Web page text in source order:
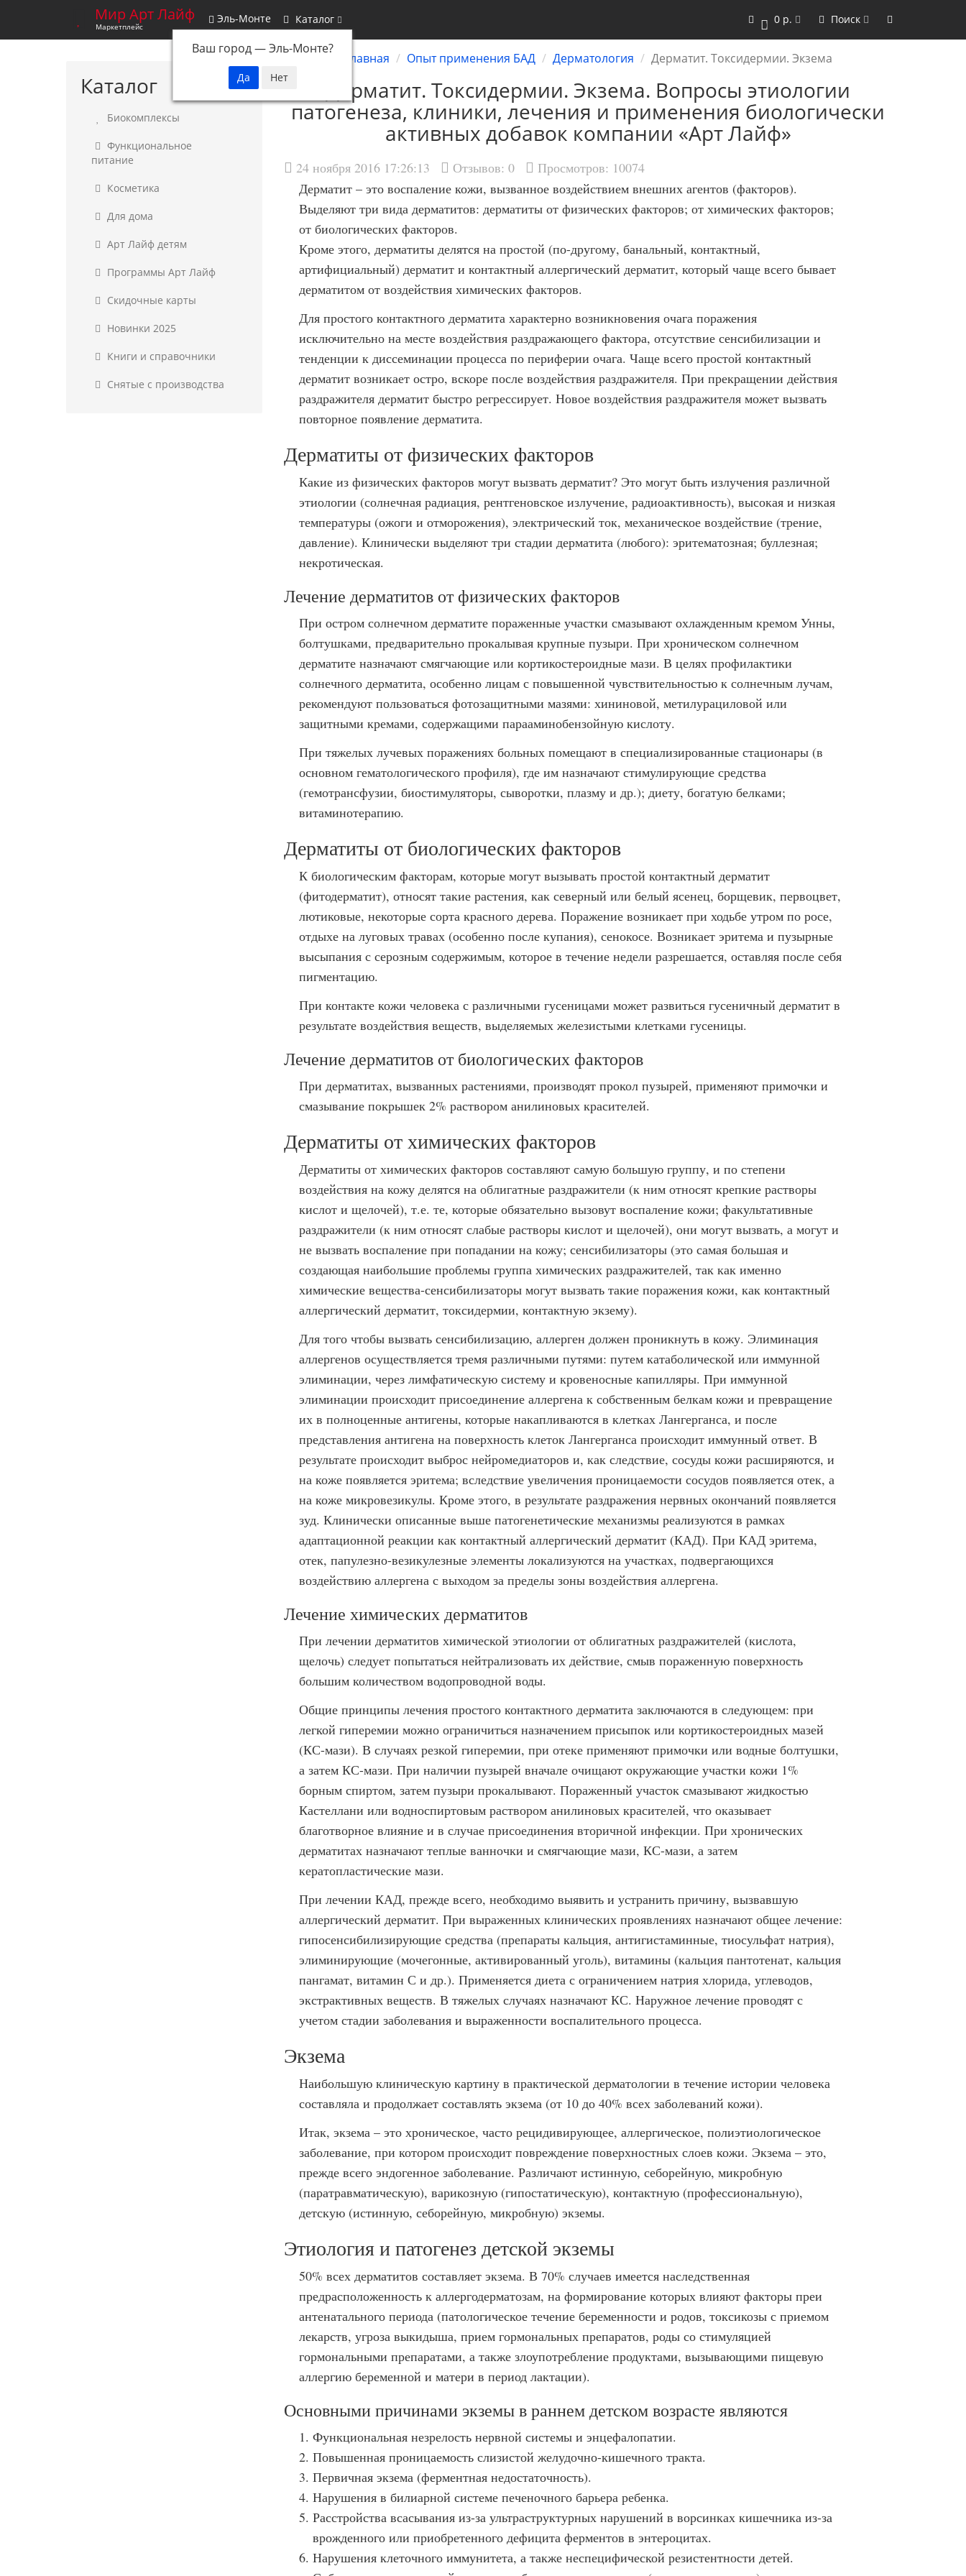
Мир Арт Лайф
Маркетплейс
Эль-Монте
Ваш город —Эль-Монте?
Каталог 0 0 р. Поиск
Каталог
Биокомплексы
Функциональное
питание
Косметика
Для дома
Арт Лайф детям
Программы Арт Лайф
Скидочные карты
Новинки 2025
Книги и справочники
Снятые с производства
Главная Опыт применения БАД Дерматология Дерматит. Токсидермии. Экзема
Дерматит. Токсидермии. Экзема. Вопросы этиологии
патогенеза, клиники, лечения и применения биологически
активных добавок компании «Арт Лайф»
24 ноября 2016 17:26:13 Отзывов: 0
Просмотров: 10074
Дерматит – это воспаление кожи, вызванное воздействием внешних агентов (факторов).
Выделяют три вида дерматитов: дерматиты от физических факторов; от химических факторов;
от биологических факторов.
Кроме этого, дерматиты делятся на простой (по-другому, банальный, контактный,
артифициальный) дерматит и контактный аллергический дерматит, который чаще всего бывает
дерматитом от воздействия химических факторов.
Для простого контактного дерматита характерно возникновения очага поражения
исключительно на месте воздействия раздражающего фактора, отсутствие сенсибилизации и
тенденции к диссеминации процесса по периферии очага. Чаще всего простой контактный
дерматит возникает остро, вскоре после воздействия раздражителя. При прекращении действия
раздражителя дерматит быстро регрессирует. Новое воздействия раздражителя может вызвать
повторное появление дерматита.
Дерматиты от физических факторов
Какие из физических факторов могут вызвать дерматит? Это могут быть излучения различной
этиологии (солнечная радиация, рентгеновское излучение, радиоактивность), высокая и низкая
температуры (ожоги и отморожения), электрический ток, механическое воздействие (трение,
давление). Клинически выделяют три стадии дерматита (любого): эритематозная; буллезная;
некротическая.
Лечение дерматитов от физических факторов
При остром солнечном дерматите пораженные участки смазывают охлажденным кремом Унны,
болтушками, предварительно прокалывая крупные пузыри. При хроническом солнечном
дерматите назначают смягчающие или кортикостероидные мази. В целях профилактики
солнечного дерматита, особенно лицам с повышенной чувствительностью к солнечным лучам,
рекомендуют пользоваться фотозащитными мазями: хининовой, метилурациловой или
защитными кремами, содержащими парааминобензойную кислоту.
При тяжелых лучевых поражениях больных помещают в специализированные стационары (в
основном гематологического профиля), где им назначают стимулирующие средства
(гемотрансфузии, биостимуляторы, сыворотки, плазму и др.); диету, богатую белками;
витаминотерапию.
Дерматиты от биологических факторов
К биологическим факторам, которые могут вызывать простой контактный дерматит
(фитодерматит), относят такие растения, как северный или белый ясенец, борщевик, первоцвет,
лютиковые, некоторые сорта красного дерева. Поражение возникает при ходьбе утром по росе,
отдыхе на луговых травах (особенно после купания), сенокосе. Возникает эритема и пузырные
высыпания с серозным содержимым, которое в течение недели разрешается, оставляя после себя
пигментацию.
При контакте кожи человека с различными гусеницами может развиться гусеничный дерматит в
результате воздействия веществ, выделяемых железистыми клетками гусеницы.
Лечение дерматитов от биологических факторов
При дерматитах, вызванных растениями, производят прокол пузырей, применяют примочки и
смазывание покрышек 2% раствором анилиновых красителей.
Дерматиты от химических факторов
Дерматиты от химических факторов составляют самую большую группу, и по степени
воздействия на кожу делятся на облигатные раздражители (к ним относят крепкие растворы
кислот и щелочей), т.е. те, которые обязательно вызовут воспаление кожи; факультативные
раздражители (к ним относят слабые растворы кислот и щелочей), они могут вызвать, а могут и
не вызвать воспаление при попадании на кожу; сенсибилизаторы (это самая большая и
создающая наибольшие проблемы группа химических раздражителей, так как именно
химические вещества-сенсибилизаторы могут вызвать такие поражения кожи, как контактный
аллергический дерматит, токсидермии, контактную экзему).
Для того чтобы вызвать сенсибилизацию, аллерген должен проникнуть в кожу. Элиминация
аллергенов осуществляется тремя различными путями: путем катаболической или иммунной
элиминации, через лимфатическую систему и кровеносные капилляры. При иммунной
элиминации происходит присоединение аллергена к собственным белкам кожи и превращение
их в полноценные антигены, которые накапливаются в клетках Лангерганса, и после
представления антигена на поверхность клеток Лангерганса происходит иммунный ответ. В
результате происходит выброс нейромедиаторов и, как следствие, сосуды кожи расширяются, и
на коже появляется эритема; вследствие увеличения проницаемости сосудов появляется отек, а
на коже микровезикулы. Кроме этого, в результате раздражения нервных окончаний появляется
зуд. Клинически описанные выше патогенетические механизмы реализуются в рамках
адаптационной реакции как контактный аллергический дерматит (КАД). При КАД эритема,
отек, папулезно-везикулезные элементы локализуются на участках, подвергающихся
воздействию аллергена с выходом за пределы зоны воздействия аллергена.
Лечение химических дерматитов
При лечении дерматитов химической этиологии от облигатных раздражителей (кислота,
щелочь) следует попытаться нейтрализовать их действие, смыв пораженную поверхность
большим количеством водопроводной воды.
Общие принципы лечения простого контактного дерматита заключаются в следующем: при
легкой гиперемии можно ограничиться назначением присыпок или кортикостероидных мазей
(КС-мази). В случаях резкой гиперемии, при отеке применяют примочки или водные болтушки,
а затем КС-мази. При наличии пузырей вначале очищают окружающие участки кожи 1%
борным спиртом, затем пузыри прокалывают. Пораженный участок смазывают жидкостью
Кастеллани или водноспиртовым раствором анилиновых красителей, что оказывает
благотворное влияние и в случае присоединения вторичной инфекции. При хронических
дерматитах назначают теплые ванночки и смягчающие мази, КС-мази, а затем
кератопластические мази.
При лечении КАД, прежде всего, необходимо выявить и устранить причину, вызвавшую
аллергический дерматит. При выраженных клинических проявлениях назначают общее лечение:
гипосенсибилизирующие средства (препараты кальция, антигистаминные, тиосульфат натрия),
элиминирующие (мочегонные, активированный уголь), витамины (кальция пантотенат, кальция
пангамат, витамин С и др.). Применяется диета с ограничением натрия хлорида, углеводов,
экстрактивных веществ. В тяжелых случаях назначают КС. Наружное лечение проводят с
учетом стадии заболевания и выраженности воспалительного процесса.
Экзема
Наибольшую клиническую картину в практической дерматологии в течение истории человека
составляла и продолжает составлять экзема (от 10 до 40% всех заболеваний кожи).
Итак, экзема – это хроническое, часто рецидивирующее, аллергическое, полиэтиологическое
заболевание, при котором происходит повреждение поверхностных слоев кожи. Экзема – это,
прежде всего эндогенное заболевание. Различают истинную, себорейную, микробную
(паратравматическую), варикозную (гипостатическую), контактную (профессиональную),
детскую (истинную, себорейную, микробную) экземы.
Этиология и патогенез детской экземы
50% всех дерматитов составляет экзема. В 70% случаев имеется наследственная
предрасположенность к аллергодерматозам, на формирование которых влияют факторы преи
антенатального периода (патологическое течение беременности и родов, токсикозы с приемом
лекарств, угроза выкидыша, прием гормональных препаратов, роды со стимуляцией
гормональными препаратами, а также злоупотребление продуктами, вызывающими пищевую
аллергию беременной и матери в период лактации).
Основными причинами экземы в раннем детском возрасте являются
Функциональная незрелость нервной системы и энцефалопатии.
Повышенная проницаемость слизистой желудочно-кишечного тракта.
Первичная экзема (ферментная недостаточность).
Нарушения в билиарной системе печеночного барьера ребенка.
Расстройства всасывания из-за ультраструктурных нарушений в ворсинках кишечника из-за
врожденного или приобретенного дефицита ферментов в энтероцитах.
Нарушения клеточного иммунитета, а также неспецифической резистентности детей.